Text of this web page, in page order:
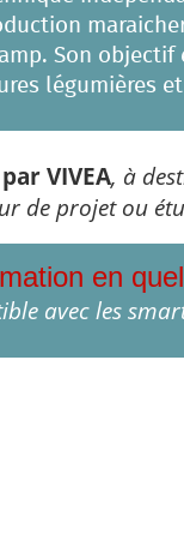
Son
légumières
VIVEA, à
de projet ou
en
avec les